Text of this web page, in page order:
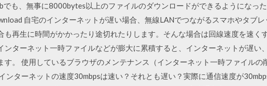
も、無事に8000bytes以上のファイルのダウンロードができるようになっ
自宅のインターネットが遅い場合、無線LANでつながるスマホやタブ
も再生に時間がかかったり途切れたりします。そんな場合は回線速度を速く
ターネット一時ファイルなどが膨大に累積すると、インターネットが遅い
す。 使用しているブラウザのメンテナンス（インターネット一時ファイルの
ンターネットの速度30mbpsは速い？それとも遅い？実際に通信速度が